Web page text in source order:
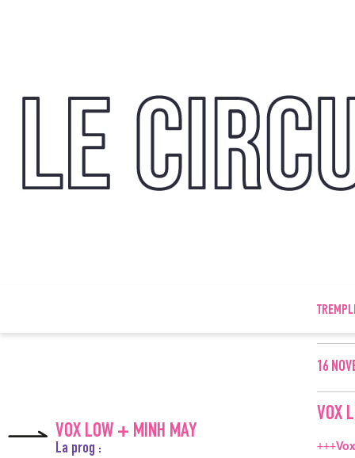
16
VOX
+++
VOX LOW + MINH MAY
La prog :